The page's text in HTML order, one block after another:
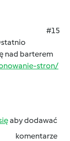
#15
nad barterem
stron/
aby dodawać
komentarze